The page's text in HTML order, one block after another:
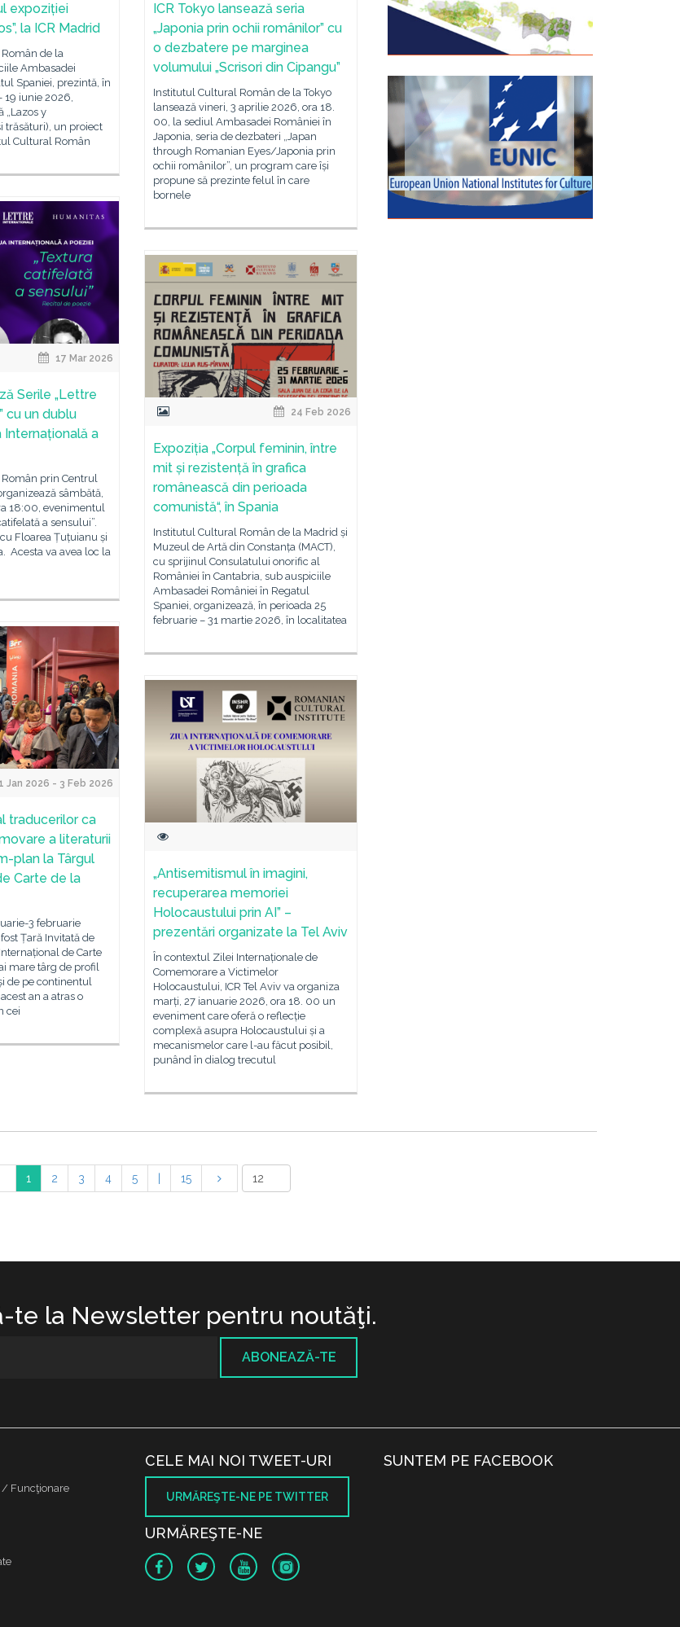
expoziției
la ICR Madrid
de la
Ambasadei
Spaniei, prezintă, în
19 iunie 2026,
„Lazos y
trăsături), un proiect
Cultural Român
ICR Tokyo lansează seria
„Japonia prin ochii românilor” cu
o dezbatere pe marginea
volumului „Scrisori din Cipangu”
Institutul Cultural Român de la Tokyo
lansează vineri, 3 aprilie 2026, ora 18.
00, la sediul Ambasadei României în
Japonia, seria de dezbateri „Japan
through Romanian Eyes/Japonia prin
ochii românilor”, un program care își
propune să prezinte felul în care
bornele
17 Mar 2026
Serile „Lettre
cu un dublu
Internațională a
prin Centrul
sâmbătă,
18:00, evenimentul
a sensului”.
Floarea Țuțuianu și
Acesta va avea loc la
24 Feb 2026
Expoziția „Corpul feminin, între
mit și rezistență în grafica
românească din perioada
comunistă“, în Spania
Institutul Cultural Român de la Madrid și
Muzeul de Artă din Constanța (MACT),
cu sprijinul Consulatului onorific al
României în Cantabria, sub auspiciile
Ambasadei României în Regatul
Spaniei, organizează, în perioada 25
februarie – 31 martie 2026, în localitatea
Jan 2026 - 3 Feb 2026
traducerilor ca
a literaturii
plan la Târgul
Carte de la
3 februarie
Țară Invitată de
de Carte
mare târg de profil
de pe continentul
an a atras o
cei
„Antisemitismul în imagini,
recuperarea memoriei
Holocaustului prin AI” –
prezentări organizate la Tel Aviv
În contextul Zilei Internaționale de
Comemorare a Victimelor
Holocaustului, ICR Tel Aviv va organiza
marți, 27 ianuarie 2026, ora 18. 00 un
eveniment care oferă o reflecție
complexă asupra Holocaustului și a
mecanismelor care l-au făcut posibil,
punând în dialog trecutul
1 2 3 4 5 15
te la Newsletter pentru noutăţi.
ABONEAZĂ-TE
/ Funcţionare
CELE MAI NOI TWEET-URI
URMĂREŞTE-NE PE TWITTER
URMĂREŞTE-NE
SUNTEM PE FACEBOOK